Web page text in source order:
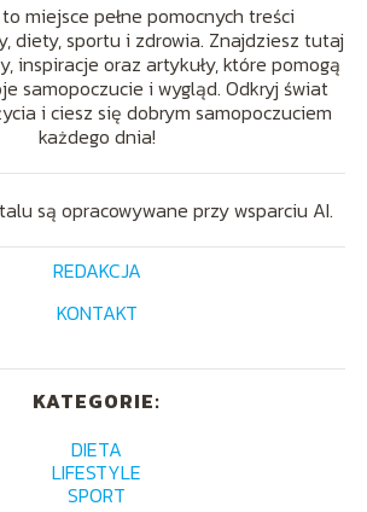
miejsce pełne pomocnych treści
diety, sportu i zdrowia. Znajdziesz tutaj
inspiracje oraz artykuły, które pomogą
samopoczucie i wygląd. Odkryj świat
i ciesz się dobrym samopoczuciem
każdego dnia!
są opracowywane przy wsparciu AI.
REDAKCJA
KONTAKT
KATEGORIE:
DIETA
LIFESTYLE
SPORT